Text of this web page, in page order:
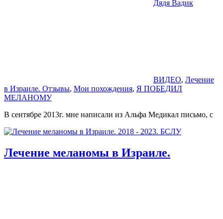
Дядя Вадик
ВИДЕО, Лечение
в Израиле. Отзывы, Мои похождения, Я ПОБЕДИЛ
МЕЛАНОМУ
В сентябре 2013г. мне написали из Альфа Медикал письмо, с
Лечение меланомы в Израиле.